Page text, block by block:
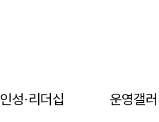
인성∙리더십 운영갤러